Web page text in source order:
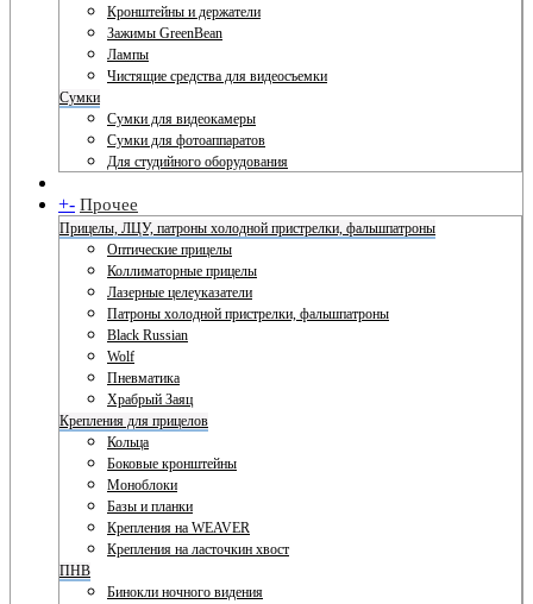
Кронштейны и держатели
Зажимы GreenBean
Лампы
Чистящие средства для видеосъемки
Сумки
Сумки для видеокамеры
Сумки для фотоаппаратов
Для студийного оборудования
+- Прочее
Прицелы, ЛЦУ, патроны холодной пристрелки, фальшпатроны
Оптические прицелы
Коллиматорные прицелы
Лазерные целеуказатели
Патроны холодной пристрелки, фальшпатроны
Black Russian
Wolf
Пневматика
Храбрый Заяц
Крепления для прицелов
Кольца
Боковые кронштейны
Моноблоки
Базы и планки
Крепления на WEAVER
Крепления на ласточкин хвост
ПНВ
Бинокли ночного видения